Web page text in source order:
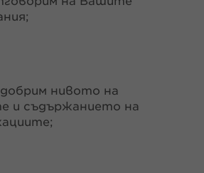
нивото на
и съдържанието на